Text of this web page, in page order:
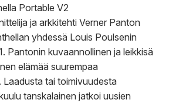
Portable V2
ja arkkitehti Verner Panton
yhdessä Louis Poulsenin
Pantonin kuvaannollinen ja leikkisä
elämää suurempaa
tai toimivuudesta
tanskalainen jatkoi uusien